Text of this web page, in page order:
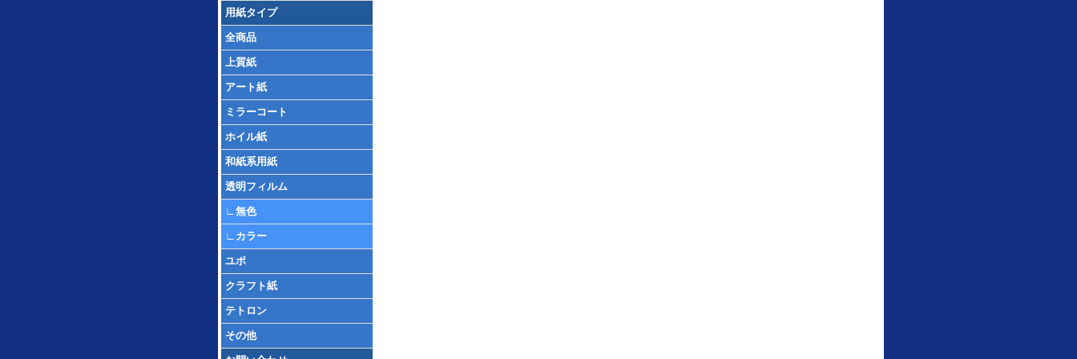
用紙タイプ
全商品
上質紙
アート紙
ミラーコート
ホイル紙
和紙系用紙
透明フィルム
∟無色
∟ カラー
ユポ
クラフト紙
テトロン
その他